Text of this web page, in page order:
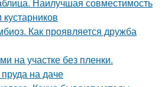
Наилучшая совместимость
Как проявляется дружба
на участке без пленки.
на даче